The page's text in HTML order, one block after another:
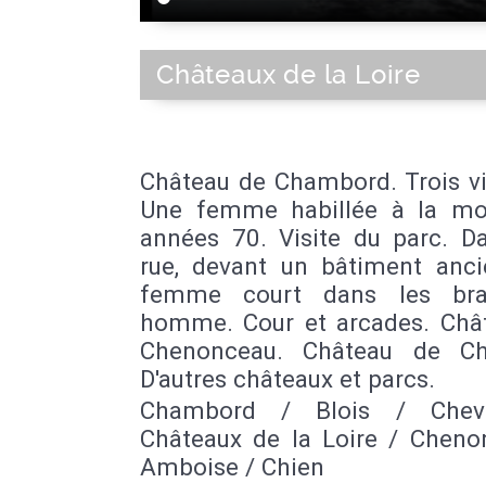
Châteaux de la Loire
Château de Chambord. Trois
Une femme habillée à la
années 70. Visite du parc.
rue, devant un bâtiment
femme court dans les
homme. Cour et arcades.
Chenonceau. Château de
D'autres châteaux et parcs.
Chambord / Blois /
Châteaux de la Loire /
Amboise / Chien